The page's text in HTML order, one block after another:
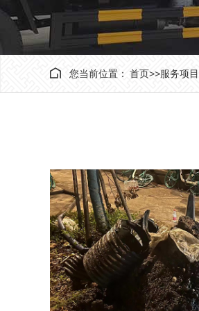
您当前位置： 首页>>服务项目